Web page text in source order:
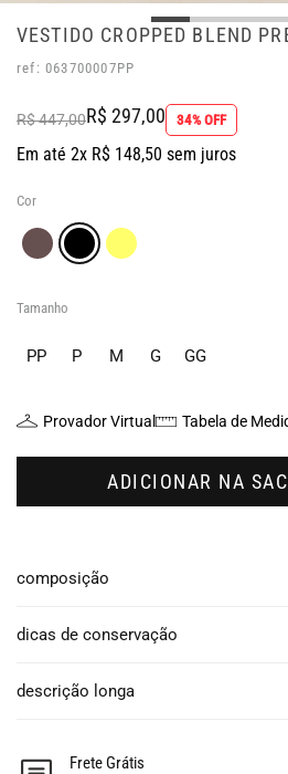
VESTIDO CROPPED BLEND
ref: 063700007PP
R$ 447,00R$ 297,00 34% OFF
Em até 2x R$ 148,50 sem juros
Cor
Tamanho
PP P M G GG
Provador Virtual Tabela de
ADICIONAR NA
composição
dicas de conservação
descrição longa
Frete Grátis